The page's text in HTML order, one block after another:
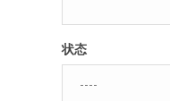
状态